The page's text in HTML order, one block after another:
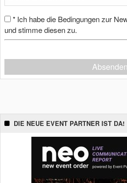
* Ich habe die Bedingungen zur
und stimme diesen zu.
Absenden
DIE NEUE EVENT PARTNER IST DA!